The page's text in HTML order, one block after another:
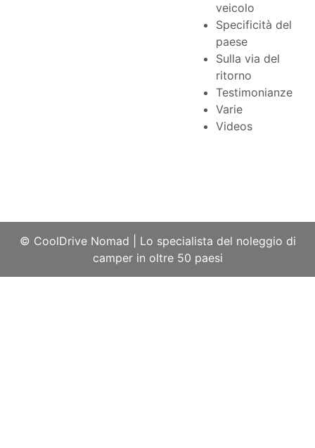
veicolo
Specificità del
paese
Sulla via del
ritorno
Testimonianze
Varie
Videos
© CoolDrive Nomad
Lo specialista del noleggio di
camper in oltre 50 paesi